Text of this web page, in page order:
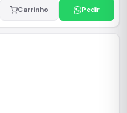
Carrinho Pedir